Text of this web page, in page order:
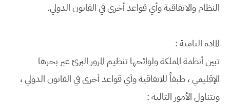
النظام والاتفاقية وأي قواعد أخرى في القانون الدولي.
المادة الثامنة :
تبين أنظمة المملكة ولوائحها تنظيم المرور البرئ عبر بحرها
الإقليمي ، طبقاً للاتفاقية وأي قواعد أخرى في القانون الدولي ،
وتتناول الأمور التالية :